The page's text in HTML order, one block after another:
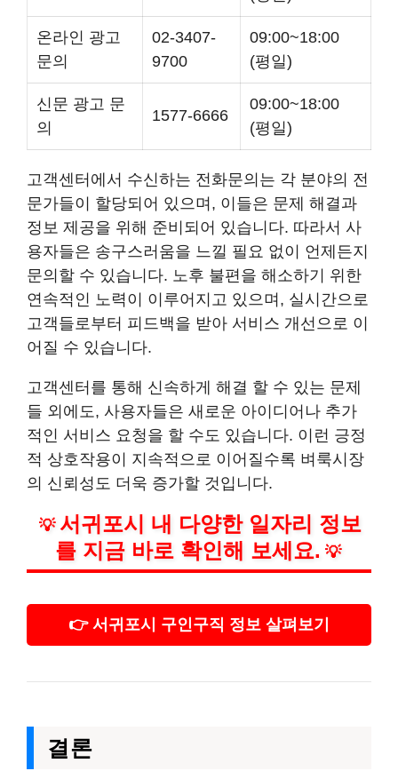
온라인 광고
문의
02-3407-
9700
09:00~18:00
(평일)
신문 광고 문
의
1577-6666
09:00~18:00
(평일)
고객센터에서 수신하는 전화문의는 각 분야의 전
문가들이 할당되어 있으며, 이들은 문제 해결과
정보 제공을 위해 준비되어 있습니다. 따라서 사
용자들은 송구스러움을 느낄 필요 없이 언제든지
문의할 수 있습니다. 노후 불편을 해소하기 위한
연속적인 노력이 이루어지고 있으며, 실시간으로
고객들로부터 피드백을 받아 서비스 개선으로 이
어질 수 있습니다.
고객센터를 통해 신속하게 해결 할 수 있는 문제
들 외에도, 사용자들은 새로운 아이디어나 추가
적인 서비스 요청을 할 수도 있습니다. 이런 긍정
적 상호작용이 지속적으로 이어질수록 벼룩시장
의 신뢰성도 더욱 증가할 것입니다.
💡 서귀포시 내 다양한 일자리 정보
를 지금 바로 확인해 보세요. 💡
👉 서귀포시 구인구직 정보 살펴보기
결론